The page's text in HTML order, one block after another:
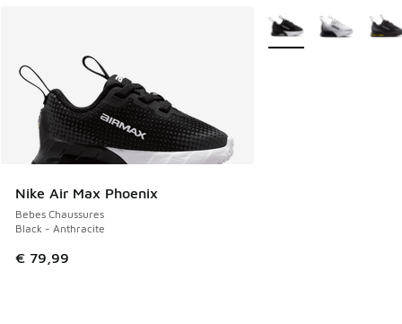
Nike Air Max Phoenix
Bebes Chaussures
Black - Anthracite
€ 79,99
Plus de couleurs